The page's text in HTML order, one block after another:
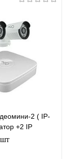
К
сравнению
Недоступно
2 ( IP-
+2 IP